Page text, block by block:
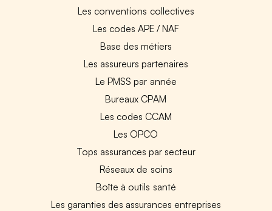
Les conventions collectives
Les codes APE / NAF
Base des métiers
Les assureurs partenaires
Le PMSS par année
Bureaux CPAM
Les codes CCAM
Les OPCO
Tops assurances par secteur
Réseaux de soins
Boîte à outils santé
Les garanties des assurances entreprises